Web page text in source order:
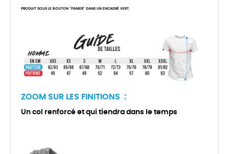
PRODUIT SOUS LE BOUTON "PANIER" DANS UN ENCADRÉ VERT.
ZOOM SUR LES FINITIONS :
Un col renforcé et qui tiendra dans le temps